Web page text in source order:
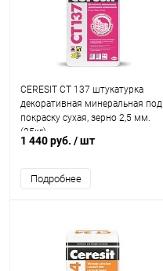
CERESIT CT 137 штукатурка
декоративная минеральная под
покраску сухая, зерно 2,5 мм.
(25кг)
1 440 руб. / шт
Подробнее